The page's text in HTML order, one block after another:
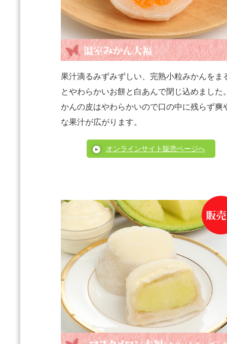
果汁滴るみずみずしい、完熟小粒みかんをま
とやわらかいお餅と白あんで閉じ込めました
かんの皮はやわらかいので口の中に残らず爽
な果汁が広がります。
オンラインサイト販売ページへ